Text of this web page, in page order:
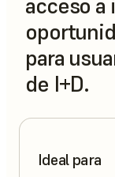
acceso
para
de I+D.
Ideal para